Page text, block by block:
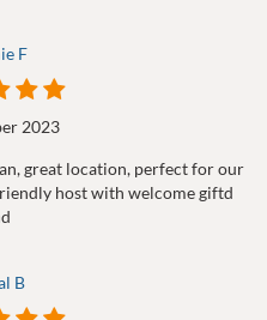
F
2023
great location, perfect for our
host with welcome giftd
B